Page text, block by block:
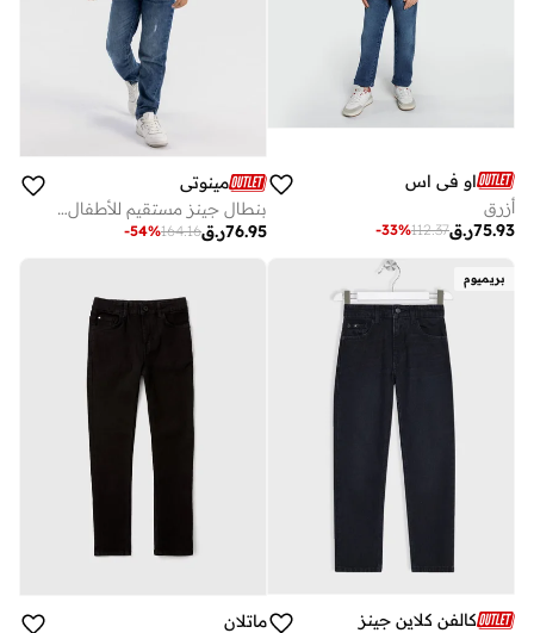
او في اس
أزرق
ر.ق75.93
112.37
-33%
مينوتي
بنطال جينز مستقيم للأطفال مع تأثيرات تمزيق خفيفة
ر.ق76.95
164.16
-54%
بريميوم
كالفن كلاين جينز
ماتلان